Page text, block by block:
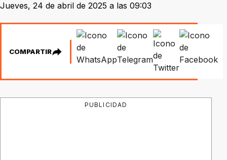
Jueves, 24 de abril de 2025 a las 09:03
COMPARTIR
PUBLICIDAD